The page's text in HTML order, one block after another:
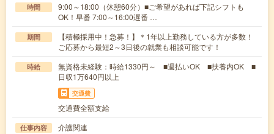
時間
9:00～18:00（休憩60分）■ご希望があれば下記シフトも
OK！早番 7:00～16:00遅番 …
期間
【積極採用中！急募！】＊1年以上勤務している方が多数！
ご応募から最短2～3日後の就業も相談可能です！
時給
無資格未経験：時給1330円～ ■週払いOK ■扶養内OK ■
日収1万640円以上
交通費
交通費全額支給
仕事内容
介護関連